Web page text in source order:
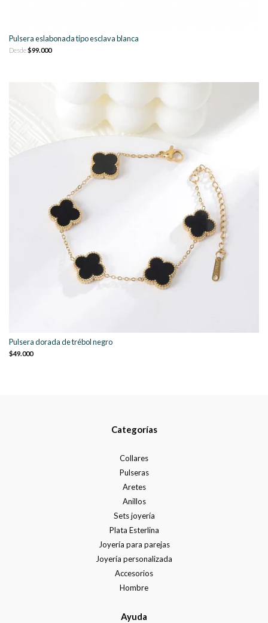
Pulsera eslabonada tipo esclava blanca
Desde$99.000
Pulsera dorada de trébol negro
$49.000
Categorías
Collares
Pulseras
Aretes
Anillos
Sets joyería
Plata Esterlina
Joyería para parejas
Joyería personalizada
Accesorios
Hombre
Ayuda